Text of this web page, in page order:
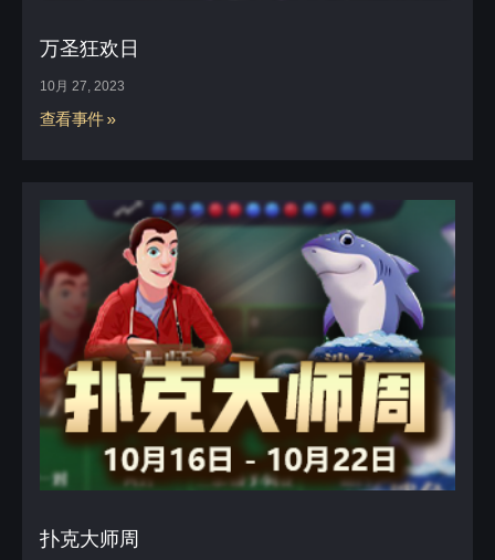
万圣狂欢日
10月 27, 2023
查看事件 »
扑克大师周